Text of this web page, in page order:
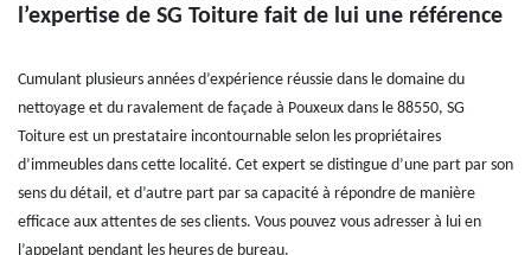
l’expertise de SG Toiture fait de lui une référence
Cumulant plusieurs années d’expérience réussie dans le domaine du
nettoyage et du ravalement de façade à Pouxeux dans le 88550, SG
Toiture est un prestataire incontournable selon les propriétaires
d’immeubles dans cette localité. Cet expert se distingue d’une part par son
sens du détail, et d’autre part par sa capacité à répondre de manière
efficace aux attentes de ses clients. Vous pouvez vous adresser à lui en
l’appelant pendant les heures de bureau.